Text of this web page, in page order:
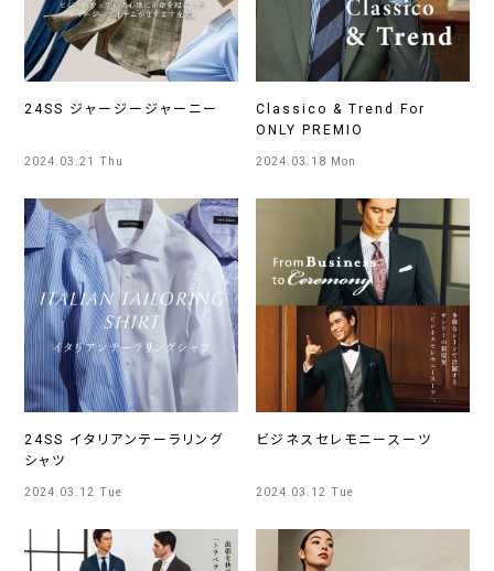
24SS ジャージージャーニー
2024.03.21 Thu
Classico & Trend For
ONLY PREMIO
2024.03.18 Mon
24SS イタリアンテーラリング
シャツ
2024.03.12 Tue
ビジネスセレモニースーツ
2024.03.12 Tue